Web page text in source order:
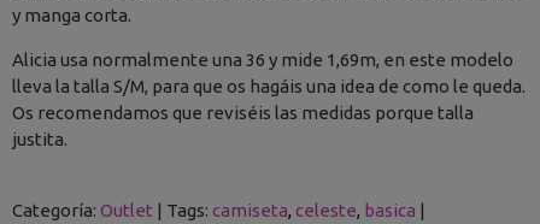
y manga corta.
Alicia usa normalmente una 36 y mide 1,69m, en este modelo
lleva la talla S/M, para que os hagáis una idea de como le queda.
Os recomendamos que reviséis las medidas porque talla
justita.
Categoría: Outlet | Tags: camiseta celeste basica |